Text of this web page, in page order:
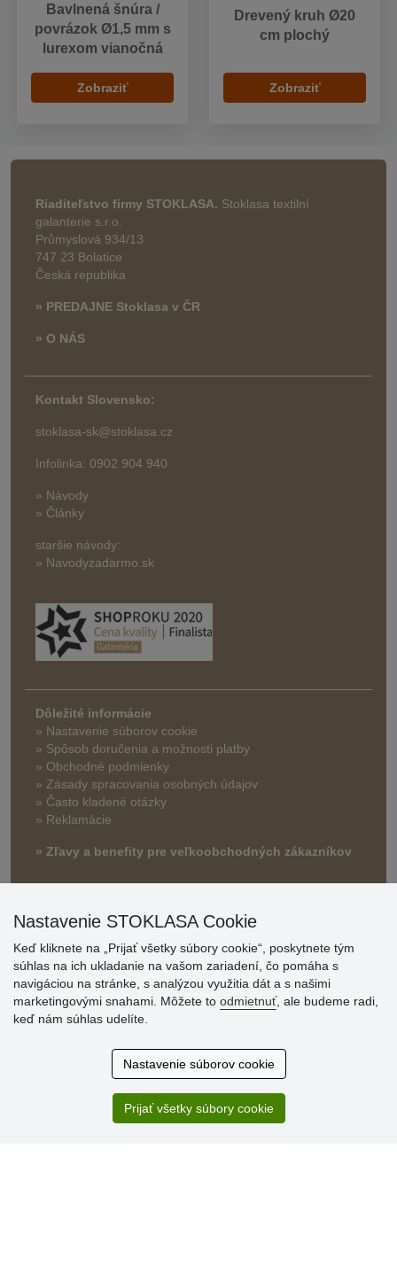
Bavlnená šnúra /
povrázok Ø1,5 mm s
lurexom vianočná
Zobraziť
Drevený kruh Ø20
cm plochý
Zobraziť
Riaditeľstvo firmy STOKLASA. Stoklasa textilní
galanterie s.r.o.
Průmyslová 934/13
747 23 Bolatice
Česká republika
» PREDAJNE Stoklasa v ČR
» O NÁS
Kontakt Slovensko:
stoklasa-sk@stoklasa.cz
Infolinka: 0902 904 940
» Návody
» Články
staršie návody:
» Navodyzadarmo.sk
Dôležité informácie
» Nastavenie súborov cookie
» Spôsob doručenia a možnosti platby
» Obchodné podmienky
» Zásady spracovania osobných údajov
» Často kladené otázky
» Reklamácie
» Zľavy a benefity pre veľkoobchodných zákazníkov
Hodnotenia
Nastavenie STOKLASA Cookie
Keď kliknete na „Prijať všetky súbory cookie“, poskytnete tým
súhlas na ich ukladanie na vašom zariadení, čo pomáha s
navigáciou na stránke, s analýzou využitia dát a s našimi
marketingovými snahami. Môžete to odmietnuť, ale budeme radi,
keď nám súhlas udelíte.
Nastavenie súborov cookie
Prijať všetky súbory cookie